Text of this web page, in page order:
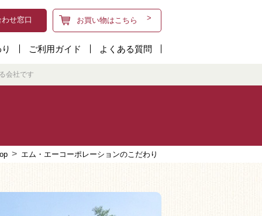
せ窓口 お買い物はこちら
ご利用ガイド よくある質問
会社です
エム・エーコーポレーションのこだわり